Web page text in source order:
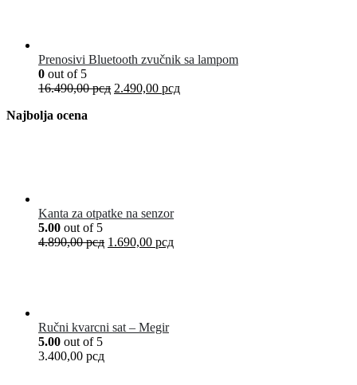
Prenosivi Bluetooth zvučnik sa lampom
0 out of 5
16.490,00рсд 2.490,00 рсд
Najbolja ocena
Kanta za otpatke na senzor
5.00 out of 5
4.890,00рсд 1.690,00 рсд
Ručni kvarcni sat – Megir
5.00 out of 5
3.400,00 рсд